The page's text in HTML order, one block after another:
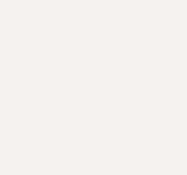
de ciudad